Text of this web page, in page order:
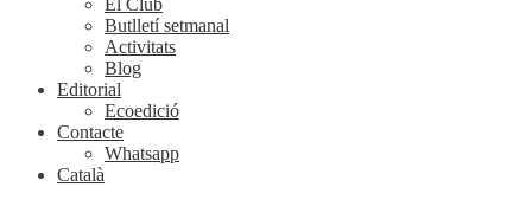
El Club
Butlletí setmanal
Activitats
Blog
Editorial
Ecoedició
Contacte
Whatsapp
Català